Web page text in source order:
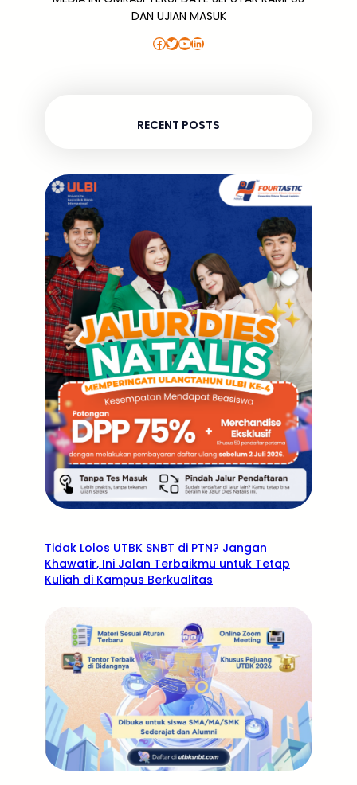
DAN UJIAN MASUK
Facebook Twitter YouTube LinkedIn
RECENT POSTS
Tidak Lolos UTBK SNBT di PTN? Jangan
Khawatir, Ini Jalan Terbaikmu untuk Tetap
Kuliah di Kampus Berkualitas